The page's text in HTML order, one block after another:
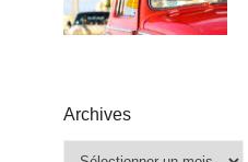
Archives
Archives